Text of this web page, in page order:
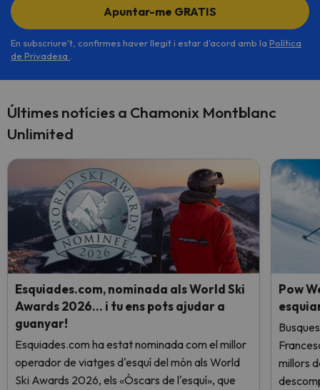
Apuntar-me GRATIS
En subscriure't, confirmes haver llegit i estar d'acord amb la Política
de Privadesa
Últimes notícies a Chamonix Montblanc
Unlimited
Esquiades.com, nominada als World Ski
Awards 2026… i tu ens pots ajudar a
guanyar!
Esquiades.com ha estat nominada com el millor
operador de viatges d'esquí del món als World
Ski Awards 2026, els «Òscars de l'esquí», que
Pow
millors